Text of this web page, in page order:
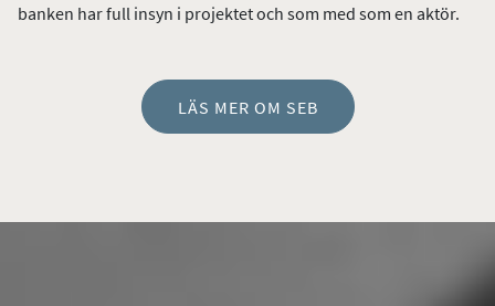
banken har full insyn i projektet och som med som en aktör.
LÄS MER OM SEB